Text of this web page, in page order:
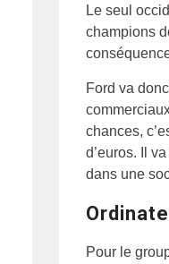
Le seul
champions
Ford va
chances,
d’euros. Il
dans une
Pour le